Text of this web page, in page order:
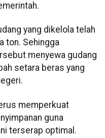
yang dikelola telah
ton. Sehingga
menyewa gudang
setara beras yang
memperkuat
guna
terserap optimal.